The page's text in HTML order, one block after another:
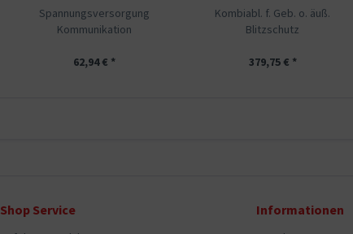
Spannungsversorgung
Kommunikation
62,94 € *
Kombiabl. f. Geb. o. äuß.
Blitzschutz
379,75 € *
Shop Service Informationen